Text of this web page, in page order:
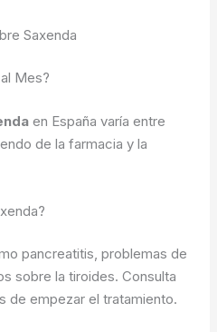
Saxenda
Mes?
en España varía entre
de la farmacia y la
pancreatitis, problemas de
sobre la tiroides. Consulta
de empezar el tratamiento.